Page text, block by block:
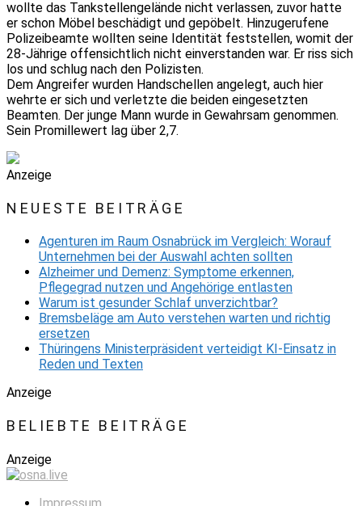
wollte das Tankstellengelände nicht verlassen, zuvor hatte
er schon Möbel beschädigt und gepöbelt. Hinzugerufene
Polizeibeamte wollten seine Identität feststellen, womit der
28-Jährige offensichtlich nicht einverstanden war. Er riss sich
los und schlug nach den Polizisten.
Dem Angreifer wurden Handschellen angelegt, auch hier
wehrte er sich und verletzte die beiden eingesetzten
Beamten. Der junge Mann wurde in Gewahrsam genommen.
Sein Promillewert lag über 2,7.
Anzeige
NEUESTE BEITRÄGE
Agenturen im Raum Osnabrück im Vergleich: Worauf
Unternehmen bei der Auswahl achten sollten
Alzheimer und Demenz: Symptome erkennen,
Pflegegrad nutzen und Angehörige entlasten
Warum ist gesunder Schlaf unverzichtbar?
Bremsbeläge am Auto verstehen warten und richtig
ersetzen
Thüringens Ministerpräsident verteidigt KI-Einsatz in
Reden und Texten
Anzeige
BELIEBTE BEITRÄGE
Anzeige
Impressum